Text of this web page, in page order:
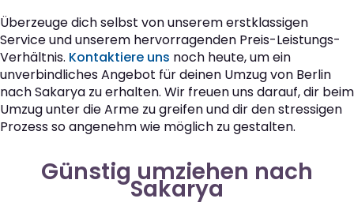
Überzeuge dich selbst von unserem erstklassigen
Service und unserem hervorragenden Preis-Leistungs-
Verhältnis. Kontaktiere uns noch heute, um ein
unverbindliches Angebot für deinen Umzug von Berlin
nach Sakarya zu erhalten. Wir freuen uns darauf, dir beim
Umzug unter die Arme zu greifen und dir den stressigen
Prozess so angenehm wie möglich zu gestalten.
Günstig umziehen nach
Sakarya